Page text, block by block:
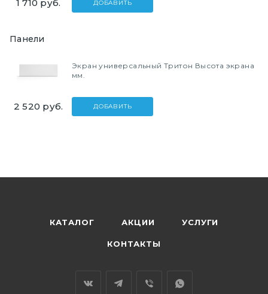
1 710 руб. ДОБАВИТЬ
Панели
Экран универсальный Тритон Высота экрана
мм.
2 520 руб. ДОБАВИТЬ
КАТАЛОГ АКЦИИ УСЛУГИ
КОНТАКТЫ